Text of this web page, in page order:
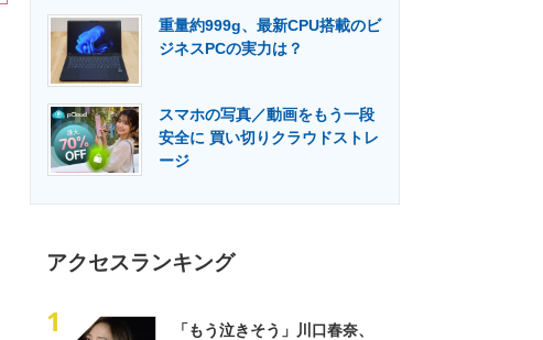
重量約999g、最新CPU搭載のビ
ジネスPCの実力は？
スマホの写真／動画をもう一段
安全に 買い切りクラウドストレ
ージ
アクセスランキング
1
「もう泣きそう」川口春奈、